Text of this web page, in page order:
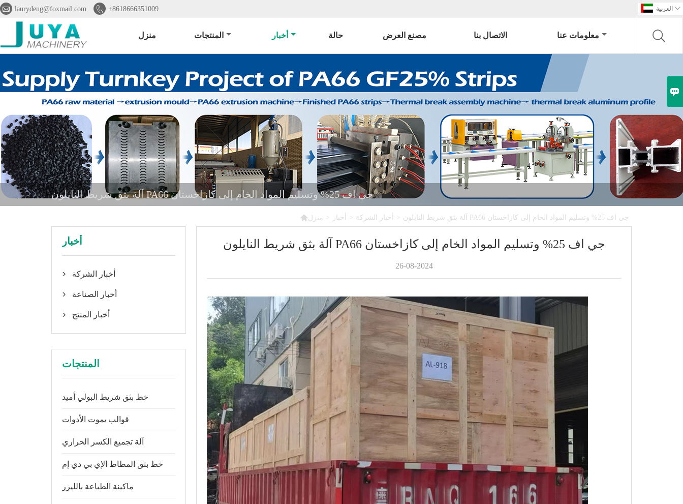
 laurydeng@foxmail.com  +8618666351009 العربية 
منزل المنتجات أخبار حالة مصنع العرض الاتصال بنا معلومات عنا
آلة بثق شريط النايلون PA66 جي اف 25% وتسليم المواد الخام إلى كازاخستان
منزل > أخبار > أخبار الشركة > آلة بثق شريط النايلون PA66 جي اف 25% وتسليم المواد الخام إلى كازاخستان
أخبار
 أخبار الشركة
 أخبار الصناعة
 أخبار المنتج
المنتجات
خط بثق شريط البولي أميد
قوالب يموت الأدوات
آلة تجميع الكسر الحراري
خط بثق المطاط الإي بي دي إم
ماكينة الطباعة بالليزر
آلة بثق شريط النايلون PA66 جي اف 25% وتسليم المواد الخام إلى كازاخستان
26-08-2024
